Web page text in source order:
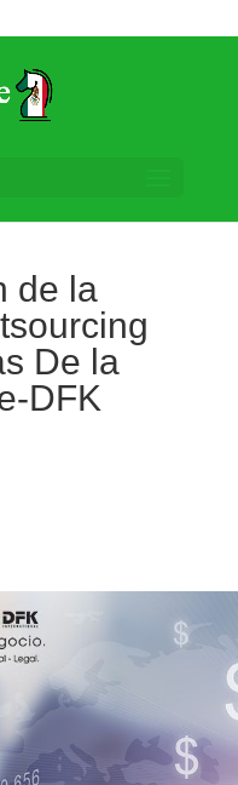
de la
De la
DFK